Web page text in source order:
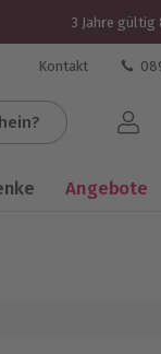
3 Jahre
Kontakt
Angebote